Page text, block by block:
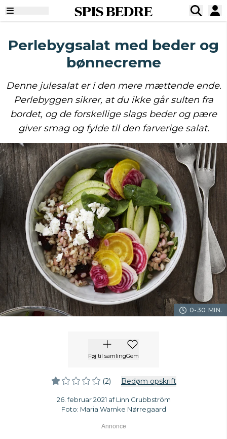
SPIS BEDRE
Perlebygsalat med beder og
bønnecreme
Denne julesalat er i den mere mættende ende.
Perlebyggen sikrer, at du ikke går sulten fra
bordet, og de forskellige slags beder og pære
giver smag og fylde til den farverige salat.
0-30 MIN.
Føj til samlingGem
(2) Bedøm opskrift
26. februar 2021 af Linn Grubbström
Foto: Maria Warnke Nørregaard